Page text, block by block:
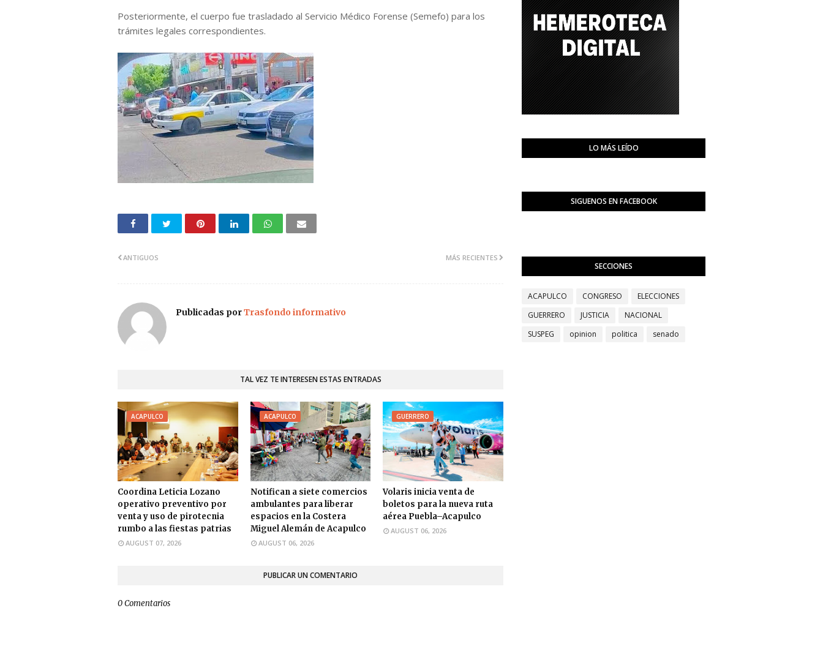
Posteriormente, el cuerpo fue trasladado al Servicio Médico Forense (Semefo) para los
trámites legales correspondientes.
MÁS RECIENTES
ANTIGUOS
Publicadas porTrasfondo informativo
TAL VEZ TE INTERESEN ESTAS ENTRADAS
ACAPULCO
Coordina Leticia Lozano
operativo preventivo por
venta y uso de pirotecnia
rumbo a las fiestas patrias
AUGUST 07, 2026
ACAPULCO
Notifican a siete comercios
ambulantes para liberar
espacios en la Costera
Miguel Alemán de Acapulco
AUGUST 06, 2026
GUERRERO
Volaris inicia venta de
boletos para la nueva ruta
aérea Puebla–Acapulco
AUGUST 06, 2026
PUBLICAR UN COMENTARIO
0 Comentarios
LO MÁS LEÍDO
SIGUENOS EN FACEBOOK
SECCIONES
ACAPULCO CONGRESO
ELECCIONES
GUERRERO
JUSTICIA
NACIONAL
SUSPEG
opinion politica senado